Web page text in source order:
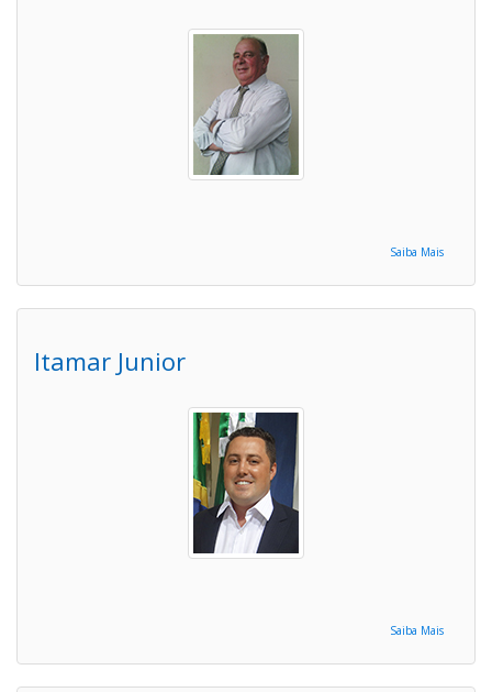
Saiba Mais
Itamar Junior
Saiba Mais